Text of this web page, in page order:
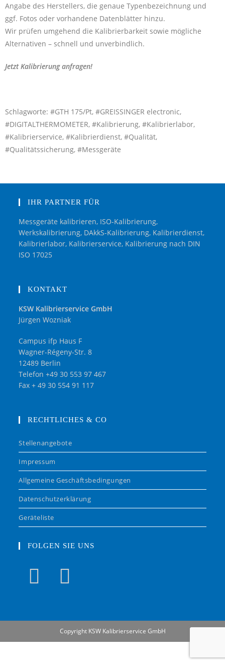
Angabe des Herstellers, die genaue Typenbezeichnung und
ggf. Fotos oder vorhandene Datenblätter hinzu.
Wir prüfen umgehend die Kalibrierbarkeit sowie mögliche
Alternativen – schnell und unverbindlich.
Jetzt Kalibrierung anfragen!
Schlagworte: #GTH 175/Pt, #GREISSINGER electronic,
#DIGITALTHERMOMETER, #Kalibrierung, #Kalibrierlabor,
#Kalibrierservice, #Kalibrierdienst, #Qualität,
#Qualitätssicherung, #Messgeräte
IHR PARTNER FÜR
Messgeräte kalibrieren, ISO-Kalibrierung,
Werkskalibrierung, DAkkS-Kalibrierung, Kalibrierdienst,
Kalibrierlabor, Kalibrierservice, Kalibrierung nach DIN
ISO 17025
KONTAKT
KSW Kalibrierservice GmbH
Jürgen Wozniak
Campus ifp Haus F
Wagner-Régeny-Str. 8
12489 Berlin
Telefon +49 30 553 97 467
Fax + 49 30 554 91 117
RECHTLICHES & CO
Stellenangebote
Impressum
Allgemeine Geschäftsbedingungen
Datenschutzerklärung
Geräteliste
FOLGEN SIE UNS
Copyright KSW Kalibrierservice GmbH